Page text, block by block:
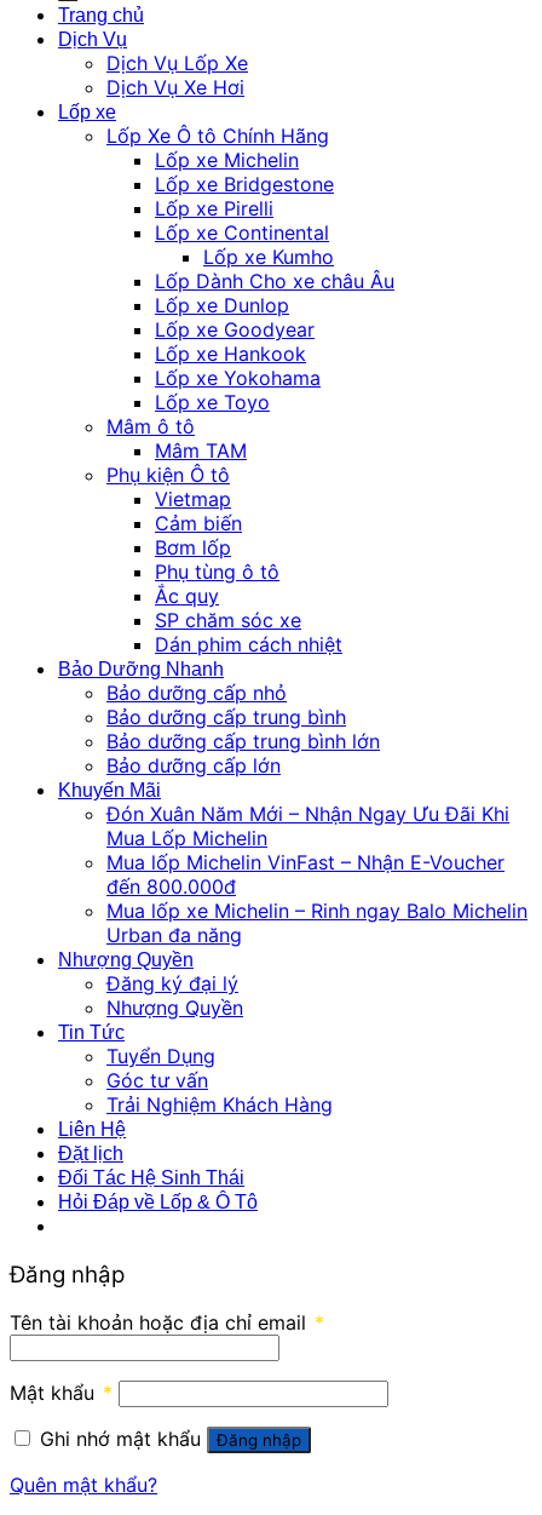
Trang chủ
Dịch Vụ
Dịch Vụ Lốp Xe
Dịch Vụ Xe Hơi
Lốp xe
Lốp Xe Ô tô Chính Hãng
Lốp xe Michelin
Lốp xe Bridgestone
Lốp xe Pirelli
Lốp xe Continental
Lốp xe Kumho
Lốp Dành Cho xe châu Âu
Lốp xe Dunlop
Lốp xe Goodyear
Lốp xe Hankook
Lốp xe Yokohama
Lốp xe Toyo
Mâm ô tô
Mâm TAM
Phụ kiện Ô tô
Vietmap
Cảm biến
Bơm lốp
Phụ tùng ô tô
Ắc quy
SP chăm sóc xe
Dán phim cách nhiệt
Bảo Dưỡng Nhanh
Bảo dưỡng cấp nhỏ
Bảo dưỡng cấp trung bình
Bảo dưỡng cấp trung bình lớn
Bảo dưỡng cấp lớn
Khuyến Mãi
Đón Xuân Năm Mới – Nhận Ngay Ưu Đãi Khi
Mua Lốp Michelin
Mua lốp Michelin VinFast – Nhận E-Voucher
đến 800.000đ
Mua lốp xe Michelin – Rinh ngay Balo Michelin
Urban đa năng
Nhượng Quyền
Đăng ký đại lý
Nhượng Quyền
Tin Tức
Tuyển Dụng
Góc tư vấn
Trải Nghiệm Khách Hàng
Liên Hệ
Đặt lịch
Đối Tác Hệ Sinh Thái
Hỏi Đáp về Lốp & Ô Tô
Đăng nhập
Tên tài khoản hoặc địa chỉ email *
Mật khẩu *
Ghi nhớ mật khẩu
Đăng nhập
Quên mật khẩu?